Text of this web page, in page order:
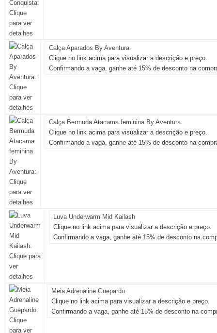
Calça Aparados By Aventura
Clique no link acima para visualizar a descrição e preço.
Confirmando a vaga, ganhe até 15% de desconto na
Calça Bermuda Atacama feminina By Aventura
Clique no link acima para visualizar a descrição e preço.
Confirmando a vaga, ganhe até 15% de desconto na
Luva Underwarm Mid Kailash
Clique no link acima para visualizar a descrição e preço.
Confirmando a vaga, ganhe até 15% de desconto na
Meia Adrenaline Guepardo
Clique no link acima para visualizar a descrição e preço.
Confirmando a vaga, ganhe até 15% de desconto na